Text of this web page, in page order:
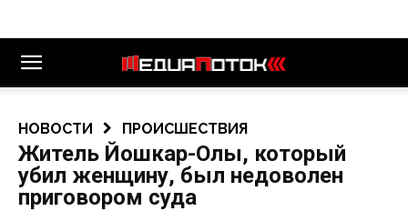
НОВОСТИ ПРОИСШЕСТВИЯ
Житель Йошкар-Олы, который
убил женщину, был недоволен
приговором суда